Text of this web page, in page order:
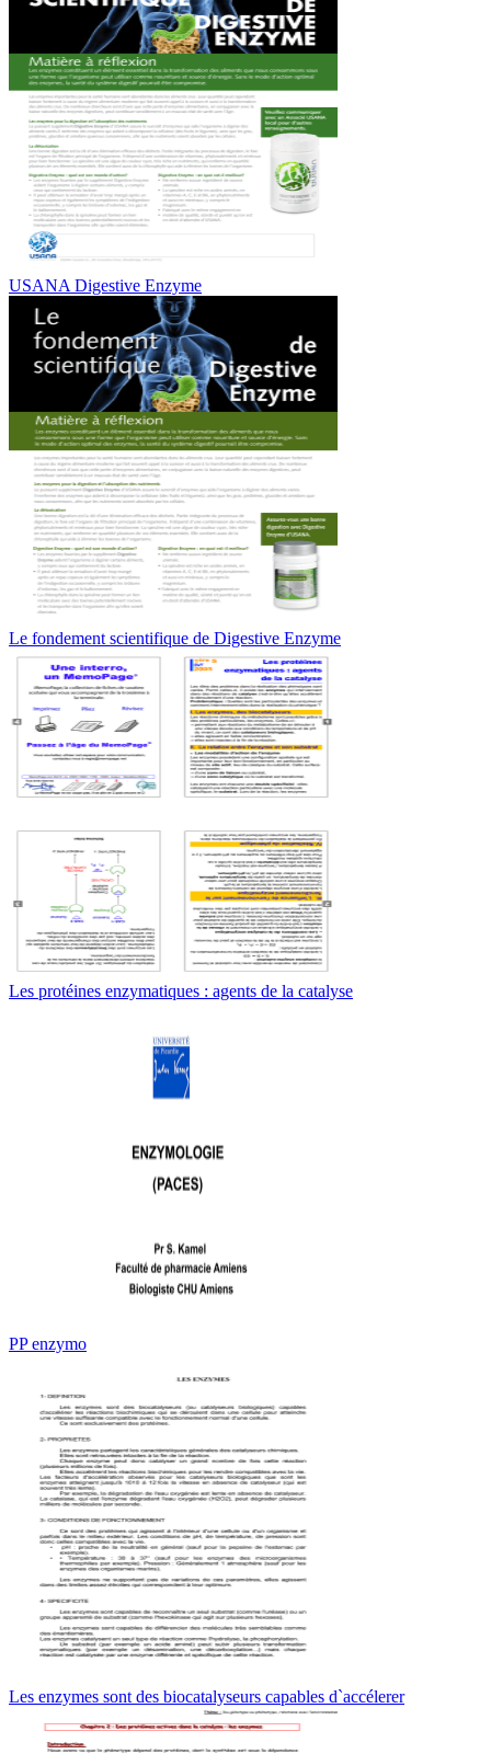
USANA Digestive Enzyme
Le fondement scientifique de Digestive Enzyme
Les protéines enzymatiques : agents de la catalyse
PP enzymo
Les enzymes sont des biocatalyseurs capables d`accélerer